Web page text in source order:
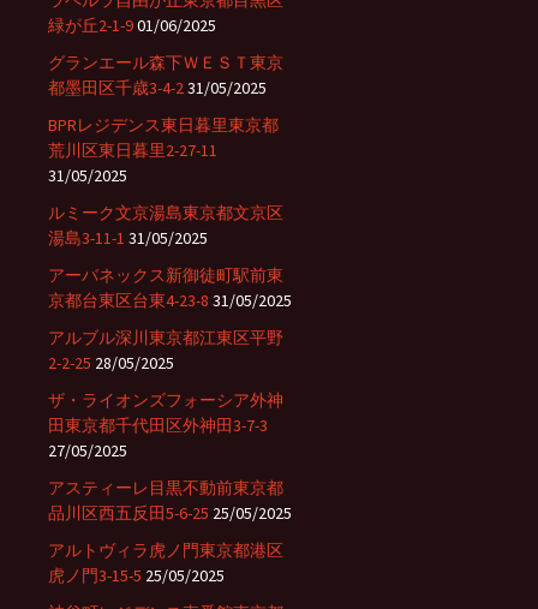
緑が丘2-1-901/06/2025
グランエール森下ＷＥＳＴ東京
都墨田区千歳3-4-231/05/2025
BPRレジデンス東日暮里東京都
荒川区東日暮里2-27-11
31/05/2025
ルミーク文京湯島東京都文京区
湯島3-11-1 31/05/2025
アーバネックス新御徒町駅前東
京都台東区台東4-23-8 31/05/2025
アルブル深川東京都江東区平野
2-2-25 28/05/2025
ザ・ライオンズフォーシア外神
田東京都千代田区外神田3-7-3
27/05/2025
アスティーレ目黒不動前東京都
品川区西五反田5-6-25 25/05/2025
アルトヴィラ虎ノ門東京都港区
虎ノ門3-15-5 25/05/2025